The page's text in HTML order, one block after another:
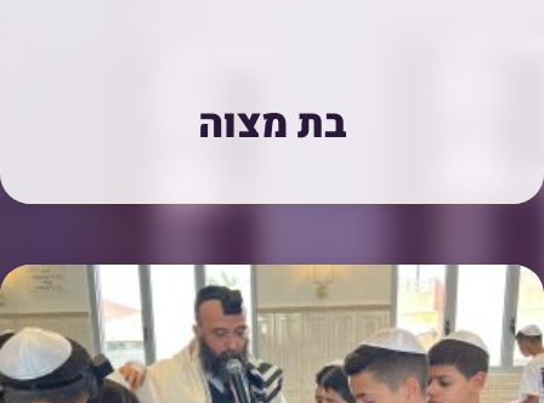
בת מצוה